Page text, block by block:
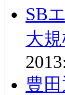
SB
大
豊